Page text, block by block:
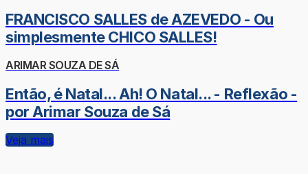
FRANCISCO SALLES de AZEVEDO - Ou
simplesmente CHICO SALLES!
ARIMAR SOUZA DE SÁ
Então, é Natal... Ah! O Natal... - Reflexão -
por Arimar Souza de Sá
Veja mais